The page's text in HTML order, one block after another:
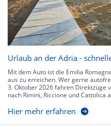
Urlaub an der Adria -
Mit dem Auto ist die Emilia
aus zu erreichen. Wer gerne
3. Oktober 2026 fahren Direktzüge
nach Rimini, Riccione und Cattolica
Hier mehr erfahren